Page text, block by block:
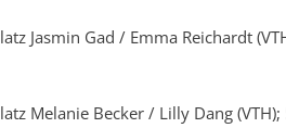
Jasmin Gad / Emma Reichardt
Melanie Becker / Lilly Dang